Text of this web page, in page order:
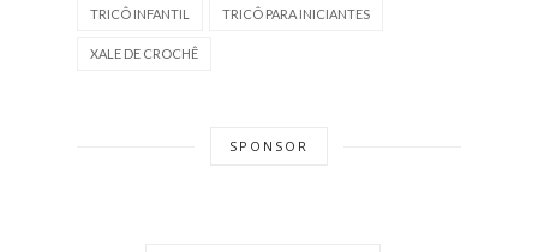
TRICÔ INFANTIL TRICÔ PARA INICIANTES
XALE DE CROCHÊ
SPONSOR